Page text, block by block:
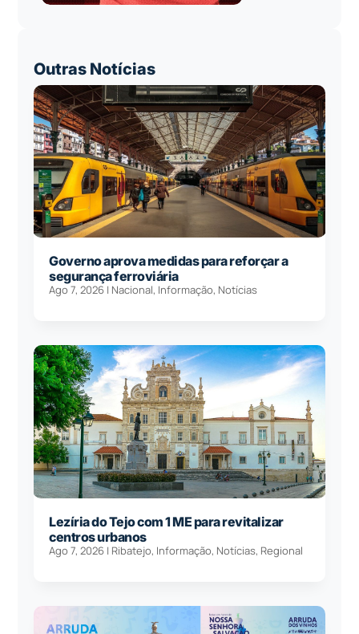
Outras Notícias
Governo aprova medidas para reforçar a
segurança ferroviária
Ago 7, 2026 | Nacional, Informação, Notícias
Lezíria do Tejo com 1 ME para revitalizar
centros urbanos
Ago 7, 2026 | Ribatejo, Informação, Notícias, Regional